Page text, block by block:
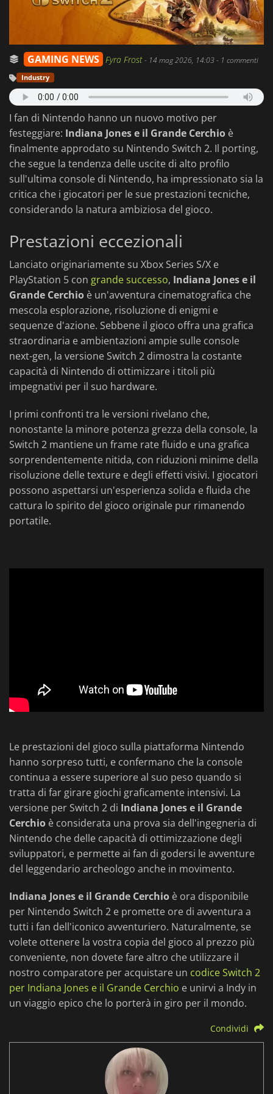
GAMING NEWS Fyra Frost- 14 mag 2026, 14:03- 1 commenti
Industry
I fan di Nintendo hanno un nuovo motivo per
festeggiare: Indiana Jones e il Grande Cerchio è
finalmente approdato su Nintendo Switch 2. Il porting,
che segue la tendenza delle uscite di alto profilo
sull'ultima console di Nintendo, ha impressionato sia la
critica che i giocatori per le sue prestazioni tecniche,
considerando la natura ambiziosa del gioco.
Prestazioni eccezionali
Lanciato originariamente su Xbox Series S/X e
PlayStation 5 con grande successo, Indiana Jones e il
Grande Cerchio è un'avventura cinematografica che
mescola esplorazione, risoluzione di enigmi e
sequenze d'azione. Sebbene il gioco offra una grafica
straordinaria e ambientazioni ampie sulle console
next-gen, la versione Switch 2 dimostra la costante
capacità di Nintendo di ottimizzare i titoli più
impegnativi per il suo hardware.
I primi confronti tra le versioni rivelano che,
nonostante la minore potenza grezza della console, la
Switch 2 mantiene un frame rate fluido e una grafica
sorprendentemente nitida, con riduzioni minime della
risoluzione delle texture e degli effetti visivi. I giocatori
possono aspettarsi un'esperienza solida e fluida che
cattura lo spirito del gioco originale pur rimanendo
portatile.
Le prestazioni del gioco sulla piattaforma Nintendo
hanno sorpreso tutti, e confermano che la console
continua a essere superiore al suo peso quando si
tratta di far girare giochi graficamente intensivi. La
versione per Switch 2 di Indiana Jones e il Grande
Cerchio è considerata una prova sia dell'ingegneria di
Nintendo che delle capacità di ottimizzazione degli
sviluppatori, e permette ai fan di godersi le avventure
del leggendario archeologo anche in movimento.
Indiana Jones e il Grande Cerchio è ora disponibile
per Nintendo Switch 2 e promette ore di avventura a
tutti i fan dell'iconico avventuriero. Naturalmente, se
volete ottenere la vostra copia del gioco al prezzo più
conveniente, non dovete fare altro che utilizzare il
nostro comparatore per acquistare un codice Switch 2
per Indiana Jones e il Grande Cerchio e unirvi a Indy in
un viaggio epico che lo porterà in giro per il mondo.
Condividi